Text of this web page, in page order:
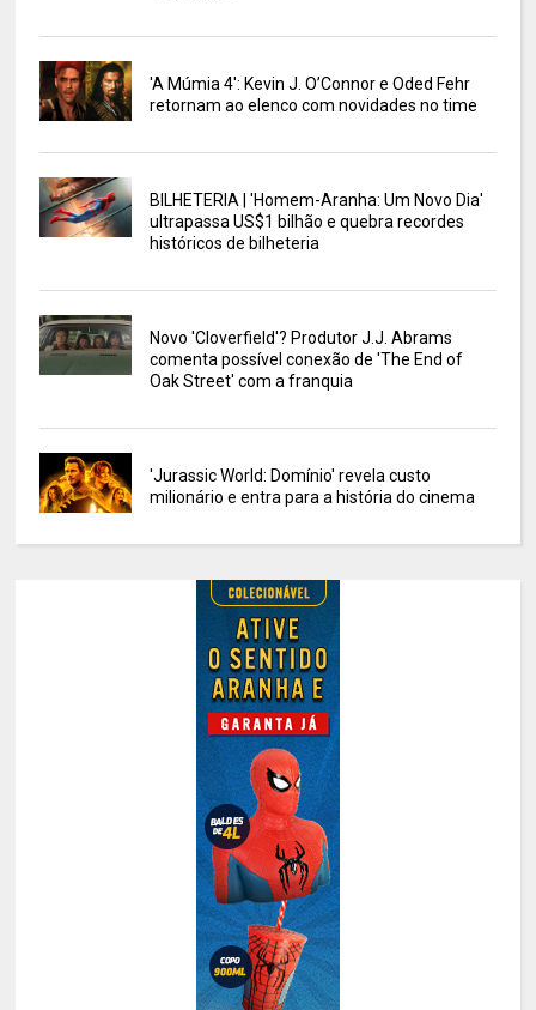
'A Múmia 4': Kevin J. O’Connor e Oded Fehr
retornam ao elenco com novidades no time
BILHETERIA | 'Homem-Aranha: Um Novo Dia'
ultrapassa US$1 bilhão e quebra recordes
históricos de bilheteria
Novo 'Cloverfield'? Produtor J.J. Abrams
comenta possível conexão de 'The End of
Oak Street' com a franquia
'Jurassic World: Domínio' revela custo
milionário e entra para a história do cinema